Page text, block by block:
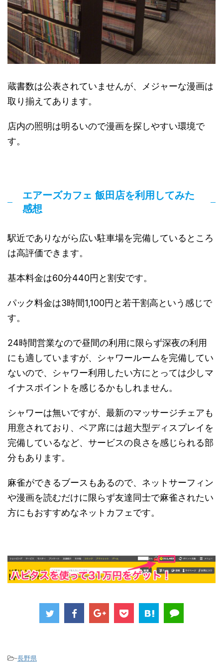
蔵書数は公表されていませんが、メジャーな漫画は
取り揃えてあります。
店内の照明は明るいので漫画を探しやすい環境で
す。
エアーズカフェ 飯田店を利用してみた
感想
駅近でありながら広い駐車場を完備しているところ
は高評価できます。
基本料金は60分440円と割安です。
パック料金は3時間1,100円と若干割高という感じで
す。
24時間営業なので昼間の利用に限らず深夜の利用
にも適していますが、シャワールームを完備してい
ないので、シャワー利用したい方にとっては少しマ
イナスポイントを感じるかもしれません。
シャワーは無いですが、最新のマッサージチェアも
用意されており、ペア席には超大型ディスプレイを
完備しているなど、サービスの良さを感じられる部
分もあります。
麻雀ができるブースもあるので、ネットサーフィン
や漫画を読むだけに限らず友達同士で麻雀されたい
方にもおすすめなネットカフェです。
-長野県